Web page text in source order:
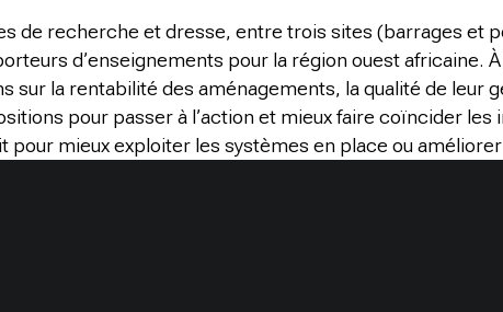
de recherche et dresse, entre trois sites (barrages et
d’enseignements pour la région ouest africaine.
sur la rentabilité des aménagements, la qualité de leur
pour passer à l’action et mieux faire coïncider
mieux exploiter les systèmes en place ou